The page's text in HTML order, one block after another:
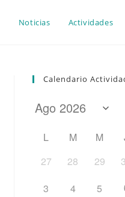
Noticias Actividades
Calendario
L M M
27
28 29
3
4 5